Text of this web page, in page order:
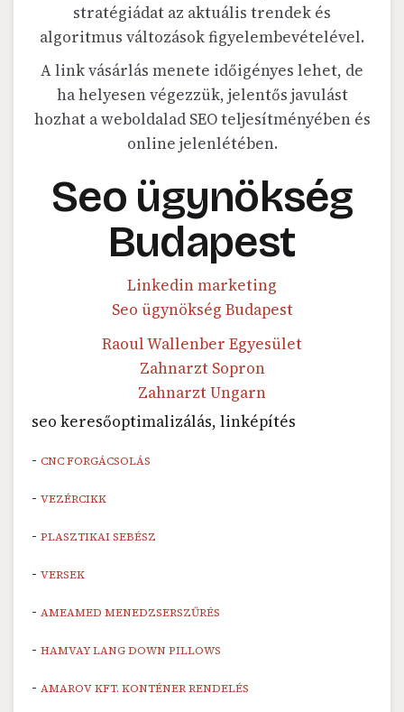
stratégiádat az aktuális trendek és
algoritmus változások figyelembevételével.
A link vásárlás menete időigényes lehet, de
ha helyesen végezzük, jelentős javulást
hozhat a weboldalad SEO teljesítményében és
online jelenlétében.
Seo ügynökség
Budapest
Linkedin marketing
Seo ügynökség Budapest
Raoul Wallenber Egyesület
Zahnarzt Sopron
Zahnarzt Ungarn
seo keresőoptimalizálás, linképítés
- CNC FORGÁCSOLÁS
- VEZÉRCIKK
- PLASZTIKAI SEBÉSZ
- VERSEK
- AMEAMED MENEDZSERSZŰRÉS
- HAMVAY LANG DOWN PILLOWS
- AMAROV KFT. KONTÉNER RENDELÉS